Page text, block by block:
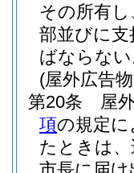
その所有
部並びに
ばならな
(屋外広告
第20条
屋
項の規定に
たときは